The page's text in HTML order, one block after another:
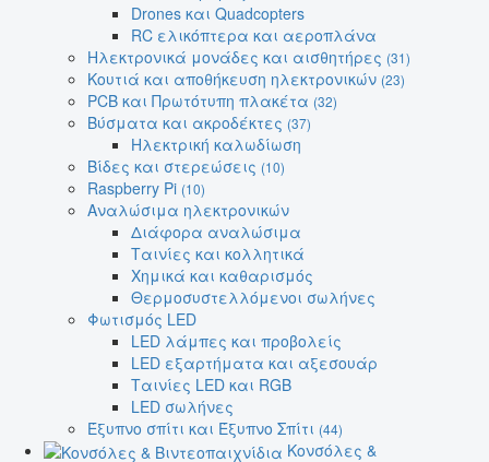
Drones και Quadcopters
RC ελικόπτερα και αεροπλάνα
Ηλεκτρονικά μονάδες και αισθητήρες (31)
Κουτιά και αποθήκευση ηλεκτρονικών (23)
PCB και Πρωτότυπη πλακέτα (32)
Βύσματα και ακροδέκτες (37)
Ηλεκτρική καλωδίωση
Βίδες και στερεώσεις (10)
Raspberry Pi (10)
Αναλώσιμα ηλεκτρονικών
Διάφορα αναλώσιμα
Ταινίες και κολλητικά
Χημικά και καθαρισμός
Θερμοσυστελλόμενοι σωλήνες
Φωτισμός LED
LED λάμπες και προβολείς
LED εξαρτήματα και αξεσουάρ
Ταινίες LED και RGB
LED σωλήνες
Έξυπνο σπίτι και Έξυπνο Σπίτι (44)
Κονσόλες &